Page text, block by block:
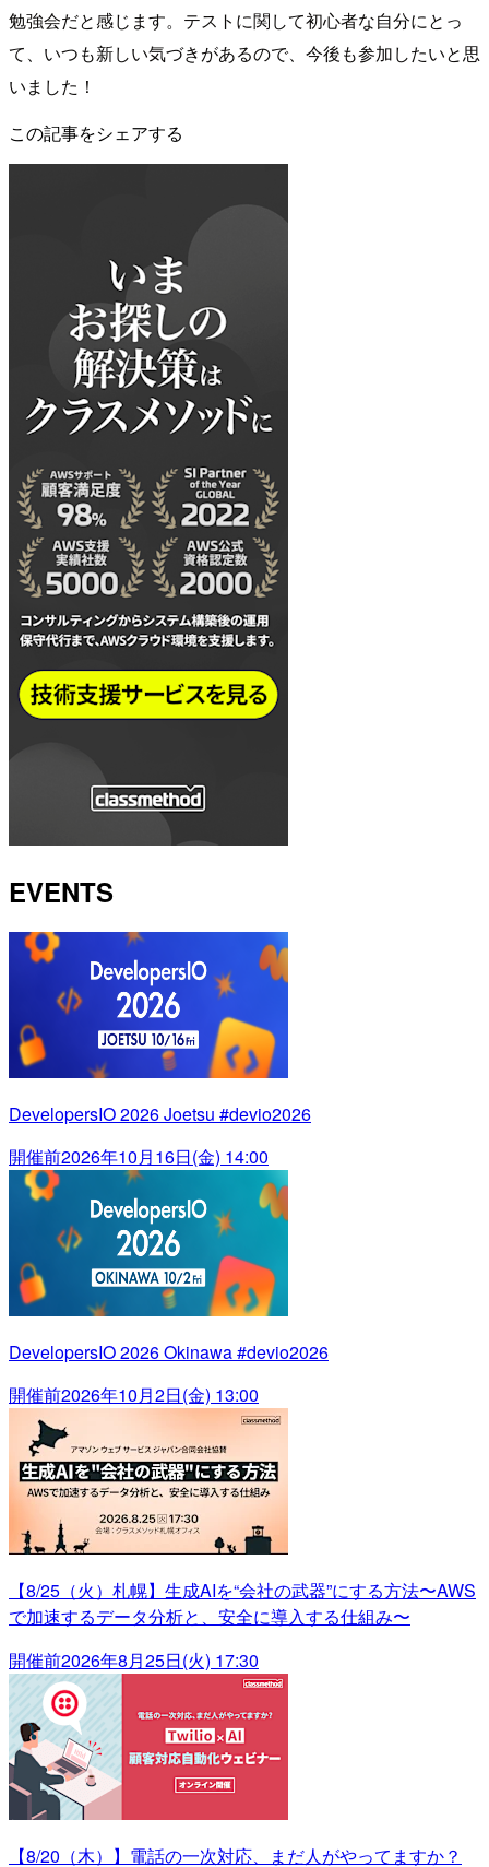
勉強会だと感じます。テストに関して初心者な自分にとっ
て、いつも新しい気づきがあるので、今後も参加したいと思
いました！
この記事をシェアする
EVENTS
DevelopersIO 2026 Joetsu #devio2026
開催前2026年10月16日(金) 14:00
DevelopersIO 2026 Okinawa #devio2026
開催前2026年10月2日(金) 13:00
【8/25（火）札幌】生成AIを“会社の武器”にする方法〜AWS
で加速するデータ分析と、安全に導入する仕組み〜
開催前2026年8月25日(火) 17:30
【8/20（木）】電話の一次対応、まだ人がやってますか？